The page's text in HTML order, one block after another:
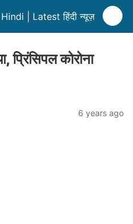
| Latest हिंदी न्यूज़
प्रिंसिपल कोरोना
6 years ago